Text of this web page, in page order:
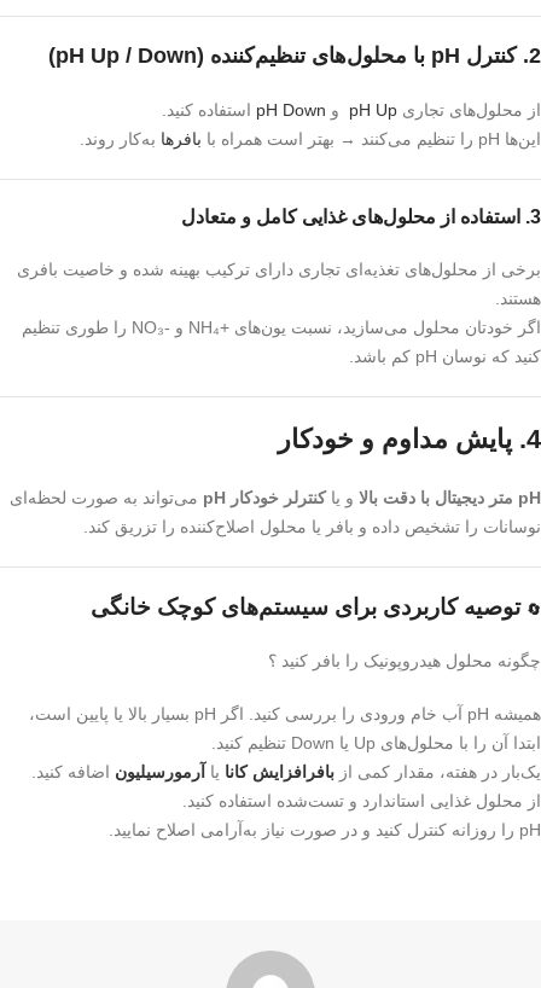
2. کنترل pH با محلول‌های تنظیم‌کننده (pH Up / Down)
از محلول‌های تجاری pH Up و pH Down استفاده کنید.
این‌ها pH را تنظیم می‌کنند → بهتر است همراه با
بافرها به‌کار روند.
3. استفاده از محلول‌های غذایی کامل و متعادل
برخی از محلول‌های تغذیه‌ای تجاری دارای ترکیب بهینه شده و خاصیت بافری
هستند.
اگر خودتان محلول می‌سازید، نسبت یون‌های +NH₄ و -NO₃ را طوری تنظیم
کنید که نوسان pH کم باشد.
4. پایش مداوم و خودکار
pH متر دیجیتال با دقت بالا و یاکنترلر خودکار pH
می‌تواند به صورت لحظه‌ای
نوسانات را تشخیص داده و بافر یا محلول اصلاح‌کننده را تزریق کند.
🔄 توصیه کاربردی برای سیستم‌های کوچک خانگی
چگونه محلول هیدروپونیک را بافر کنید ؟
همیشه pH آب خام ورودی را بررسی کنید. اگر pH بسیار بالا یا پایین است،
ابتدا آن را با محلول‌های Up یا Down تنظیم کنید.
یک‌بار در هفته، مقدار کمی از بافرافزایش کانا یا آرمورسیلیون اضافه کنید.
از محلول غذایی استاندارد و تست‌شده استفاده کنید.
pH را روزانه کنترل کنید و در صورت نیاز به‌آرامی اصلاح نمایید.